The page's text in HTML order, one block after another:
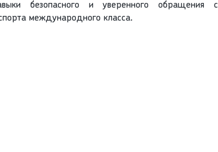
безопасного и уверенного обращения с
международного класса.